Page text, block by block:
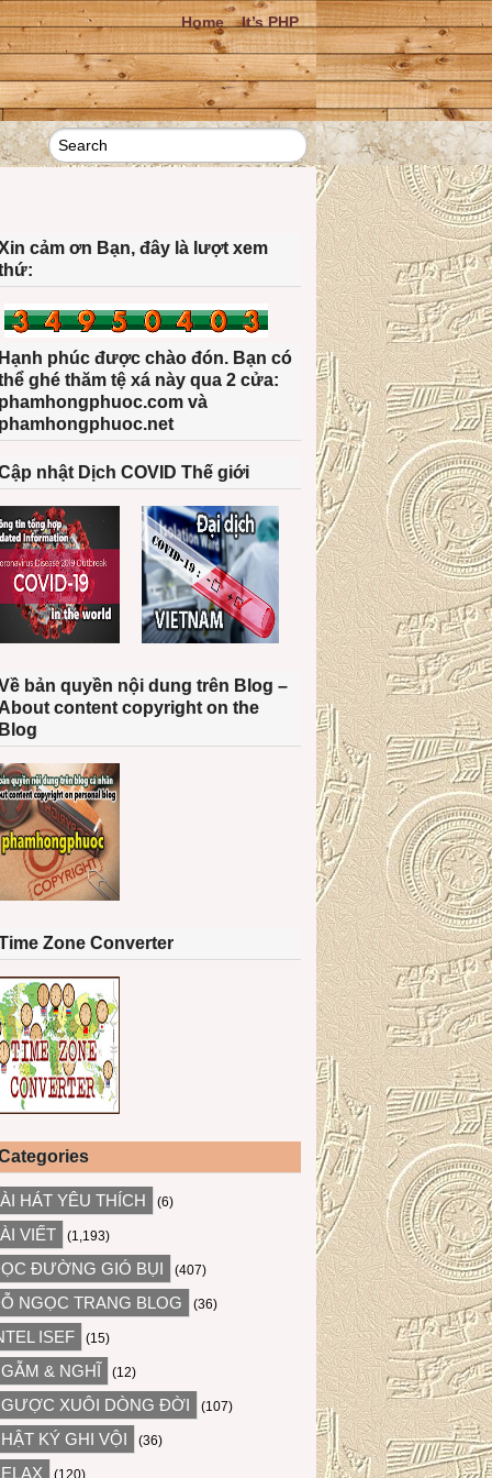
Home It’s PHP
cảm ơn Bạn, đây là lượt xem
phúc được chào đón. Bạn có
ghé thăm tệ xá này qua 2 cửa:
và
nhật Dịch COVID Thế giới
bản quyền nội dung trên Blog –
content copyright on the
Zone Converter
HÁT YÊU THÍCH (6)
VIẾT (1,193)
ĐƯỜNG GIÓ BỤI (407)
NGỌC TRANG BLOG (36)
ISEF (15)
& NGHĨ (12)
XUÔI DÒNG ĐỜI (107)
KÝ GHI VỘI (36)
(120)